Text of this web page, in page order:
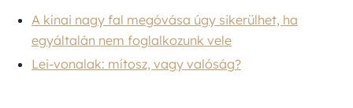
A kínai nagy fal megóvása úgy sikerülhet, ha
egyáltalán nem foglalkozunk vele
Lei-vonalak: mítosz, vagy valóság?